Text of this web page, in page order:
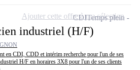
industriel (H/F)
en CDI, CDD et intérim recherche pour l'un de ses
H/F en horaires 3X8 pour l'un de ses clients
CDITemps plein
Ajouter cette offre à ma sélection